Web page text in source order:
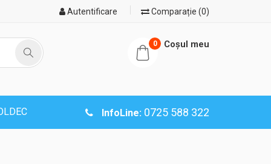
Autentificare Comparație (0)
0 Coşul meu
InfoLine: 0725 588 322